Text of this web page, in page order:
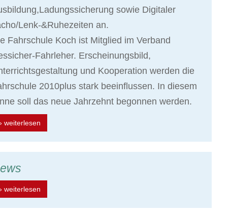
sowie Digitaler
Lenk-&Ruhezeiten an.
Fahrschule Koch ist Mitglied im Verband
Fahrleher. Erscheinungsbild,
und Kooperation werden die
2010plus stark beeinflussen. In diesem
soll das neue Jahrzehnt begonnen werden.
weiterlesen
weiterlesen